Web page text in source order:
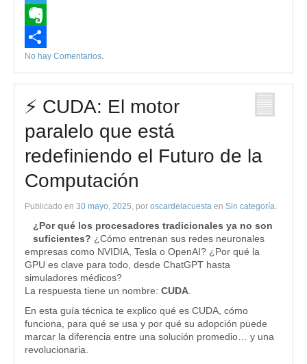
Telegram
Evernote
Compartir
No hay Comentarios.
⚡ CUDA: El motor
paralelo que está
redefiniendo el Futuro de la
Computación
Publicado en 30 mayo, 2025, por oscardelacuesta en Sin categoría.
¿Por qué los procesadores tradicionales ya no son
suficientes? ¿Cómo entrenan sus redes neuronales
empresas como NVIDIA, Tesla o OpenAI? ¿Por qué la
GPU es clave para todo, desde ChatGPT hasta
simuladores médicos?
La respuesta tiene un nombre: CUDA.
En esta guía técnica te explico qué es CUDA, cómo
funciona, para qué se usa y por qué su adopción puede
marcar la diferencia entre una solución promedio… y una
revolucionaria.